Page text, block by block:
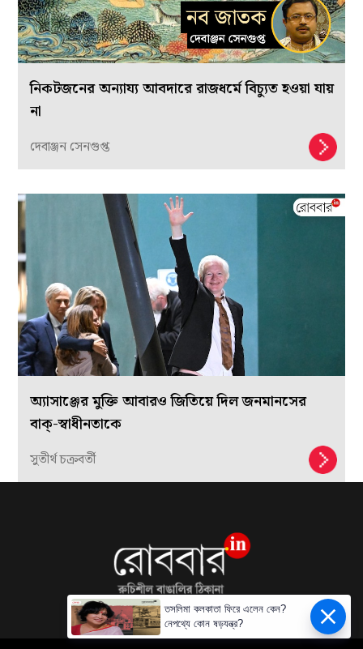
নিকটজনের অন্যায্য আবদারে রাজধর্মে বিচ্যুত হওয়া যায়
না
দেবাঞ্জন সেনগুপ্ত
অ্যাসাঞ্জের মুক্তি আবারও জিতিয়ে দিল জনমানসের
বাক্-স্বাধীনতাকে
সুতীর্থ চক্রবর্তী
তসলিমা কলকাতা ফিরে এলেন কেন?
নেপথ্যে কোন ষড়যন্ত্র?